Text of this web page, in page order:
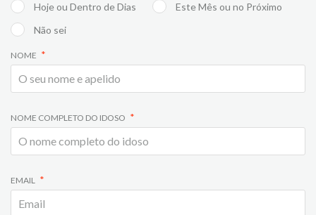
Hoje ou Dentro de Dias
Este Mês ou no Próximo
Não sei
NOME
NOME COMPLETO DO IDOSO
EMAIL